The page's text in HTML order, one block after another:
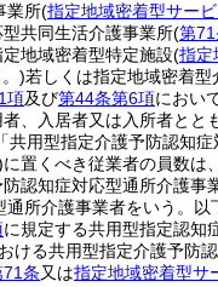
業所(指定地域密着型サー
共同生活介護事業所(第
地域密着型特定施設(指定
)若しくは指定地域密着型
項及び第44条第6項におい
、入居者又は入所者とと
共用型指定介護予防認知
に置くべき従業者の員数は
認知症対応型通所介護
所介護事業者をいう。以
に規定する共用型指定認知
ける共用型指定介護予防
71条又は指定地域密着型サ